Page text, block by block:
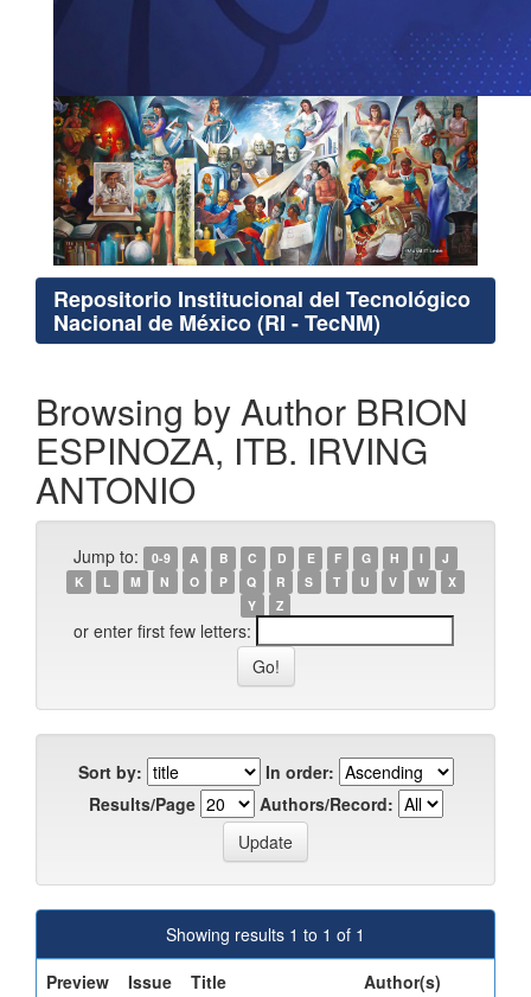
Repositorio Institucional del Tecnológico
Nacional de México (RI - TecNM)
Browsing by Author BRION
ESPINOZA, ITB. IRVING
ANTONIO
Jump to: 0-9 A B C D E F G H I
J
K
L M N O P Q R S T U V W
X
Y
Z
or enter first few letters:
Sort by:
In order:
Results/Page
Authors/Record:
Showing results 1 to 1 of 1
Preview
Issue
Title Author(s)